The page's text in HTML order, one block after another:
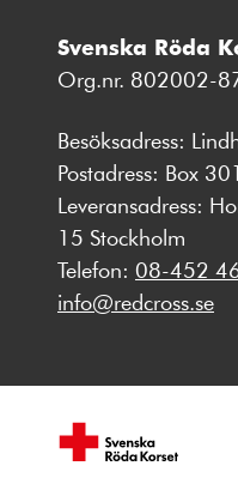
Svenska Röda
Org.nr. 802002-
Besöksadress:
Postadress: Box
Leveransadress:
15 Stockholm
Telefon: 08-452
info@redcross.se